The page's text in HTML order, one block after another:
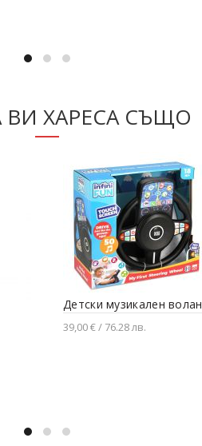
ХАРЕСА СЪЩО
Детски музикален волан
39,00 € / 76.28 лв.